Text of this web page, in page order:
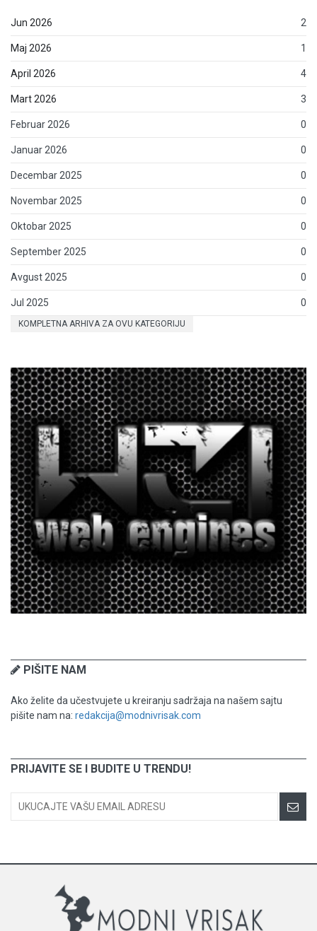
Jun 2026 2
Maj 2026 1
April 2026 4
Mart 2026 3
Februar 2026 0
Januar 2026 0
Decembar 2025 0
Novembar 2025 0
Oktobar 2025 0
September 2025 0
Avgust 2025 0
Jul 2025 0
KOMPLETNA ARHIVA ZA OVU KATEGORIJU
PIŠITE NAM
Ako želite da učestvujete u kreiranju sadržaja na našem sajtu
pišite nam na: redakcija@modnivrisak.com
PRIJAVITE SE I BUDITE U TRENDU!